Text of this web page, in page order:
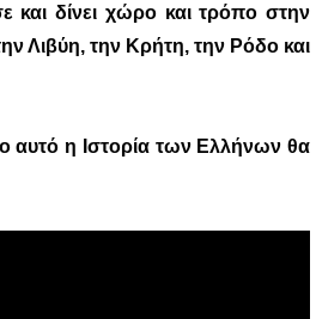
και δίνει χώρο και τρόπο στην
Λιβύη, την Κρήτη, την Ρόδο και
αυτό η Ιστορία των Ελλήνων θα